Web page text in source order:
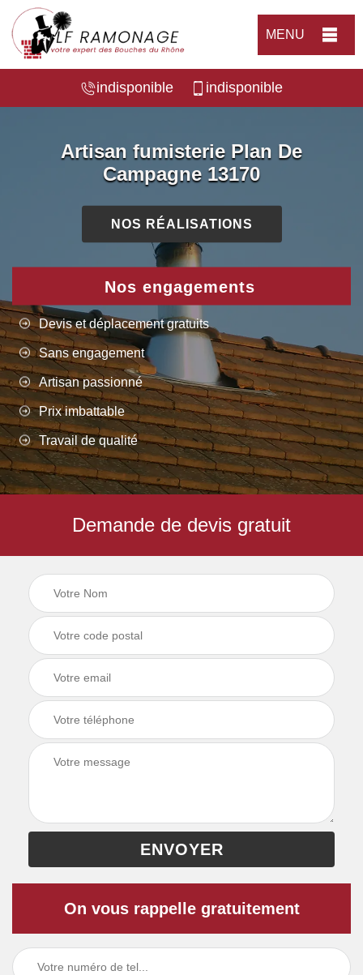
MENU
indisponible indisponible
Artisan fumisterie Plan De
Campagne 13170
NOS RÉALISATIONS
Nos engagements
Devis et déplacement gratuits
Sans engagement
Artisan passionné
Prix imbattable
Travail de qualité
Demande de devis gratuit
On vous rappelle gratuitement